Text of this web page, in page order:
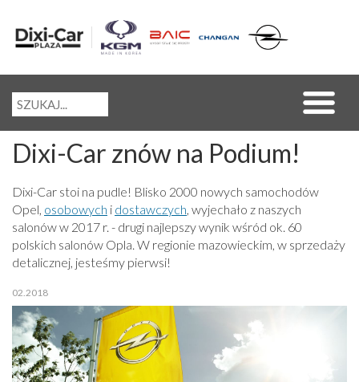
Dixi-Car znów na Podium!
Dixi-Car stoi na pudle! Blisko 2000 nowych samochodów
Opel, osobowych i dostawczych, wyjechało z naszych
salonów w 2017 r. - drugi najlepszy wynik wśród ok. 60
polskich salonów Opla. W regionie mazowieckim, w sprzedaży
detalicznej, jesteśmy pierwsi!
02.2018